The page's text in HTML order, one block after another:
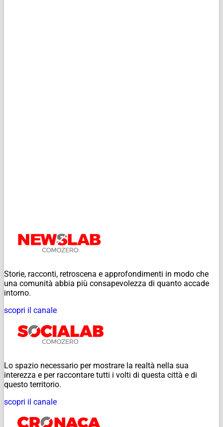
Storie, racconti, retroscena e approfondimenti in modo che
una comunità abbia più consapevolezza di quanto accade
intorno.
scopri il canale
Lo spazio necessario per mostrare la realtà nella sua
interezza e per raccontare tutti i volti di questa città e di
questo territorio.
scopri il canale